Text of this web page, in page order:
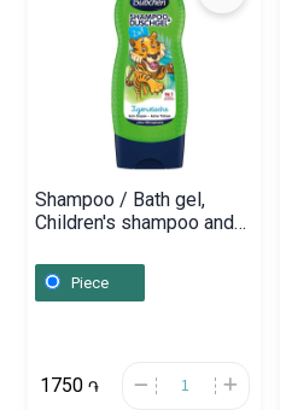
Shampoo / Bath gel,
Children's shampoo and
230 ml, Գերմանիա
Piece
1750 ֏